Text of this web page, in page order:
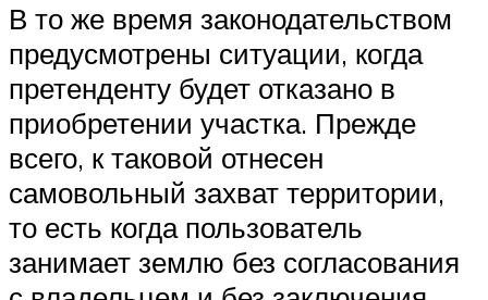
В то же время законодательством
предусмотрены ситуации, когда
претенденту будет отказано в
приобретении участка. Прежде
всего, к таковой отнесен
самовольный захват территории,
то есть когда пользователь
занимает землю без согласования